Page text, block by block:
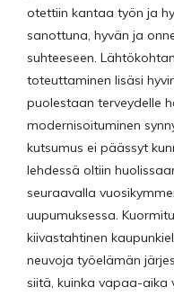
otettiin kantaa työn ja
sanottuna, hyvän ja
suhteeseen.
toteuttaminen lisäsi
puolestaan terveydelle
modernisoituminen
kutsumus ei päässyt
lehdessä oltiin
seuraavalla
uupumuksessa.
kiivastahtinen
neuvoja työelämän
siitä, kuinka vapaa-aika